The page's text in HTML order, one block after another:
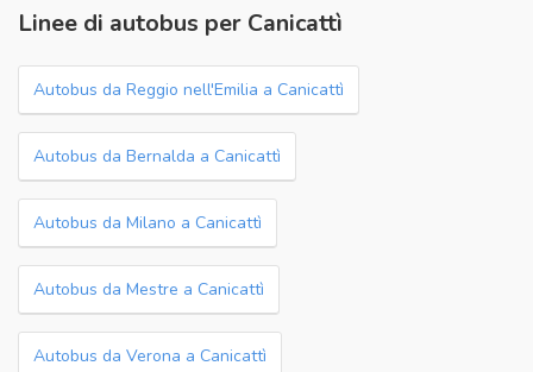
Linee di autobus per Canicattì
Autobus da Reggio nell'Emilia a Canicattì
Autobus da Bernalda a Canicattì
Autobus da Milano a Canicattì
Autobus da Mestre a Canicattì
Autobus da Verona a Canicattì